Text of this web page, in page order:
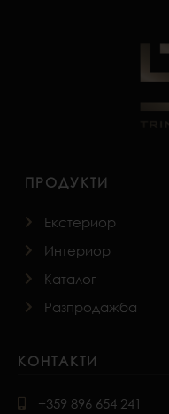
ПРОДУКТИ
Екстериор
Интериор
Каталог
Разпродажба
КОНТАКТИ
+359 896 654 241